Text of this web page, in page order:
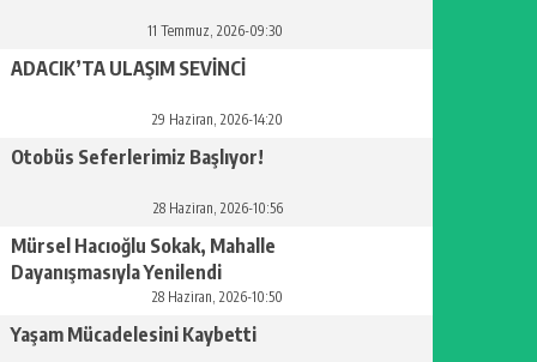
11 Temmuz, 2026-09:30
ADACIK’TA ULAŞIM SEVİNCİ
29 Haziran, 2026-14:20
Otobüs Seferlerimiz Başlıyor!
28 Haziran, 2026-10:56
Mürsel Hacıoğlu Sokak, Mahalle
Dayanışmasıyla Yenilendi
28 Haziran, 2026-10:50
Yaşam Mücadelesini Kaybetti